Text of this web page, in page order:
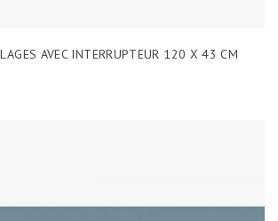
AVEC INTERRUPTEUR 120 X 43 CM